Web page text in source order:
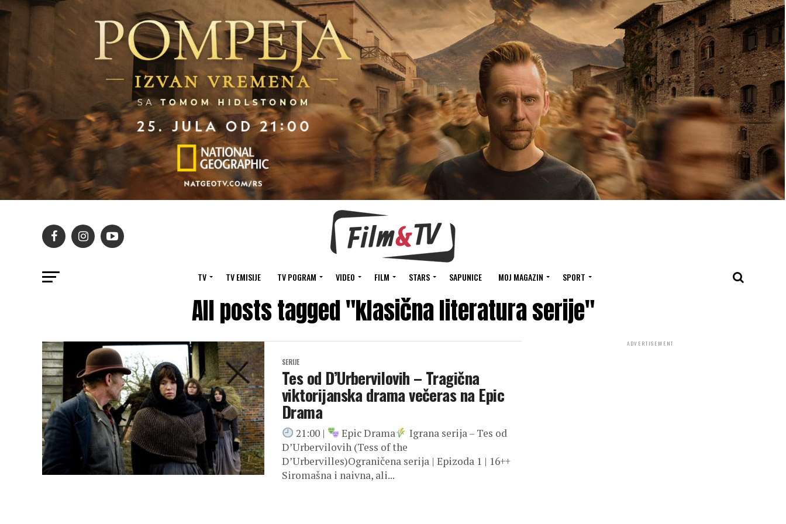
TV TV EMISIJE TV POGRAM VIDEO FILM STARS SAPUNICE MOJ MAGAZIN SPORT
All posts tagged "klasična literatura serije"
SERIJE
Tes od D’Urbervilovih – Tragična
viktorijanska drama večeras na Epic
Drama
21:00 | Epic Drama
Igrana serija – Tes od
D’Urbervilovih (Tess of the
D’Urbervilles)Ograničena serija | Epizoda 1 | 16++
Siromašna i naivna, ali...
ADVERTISEMENT